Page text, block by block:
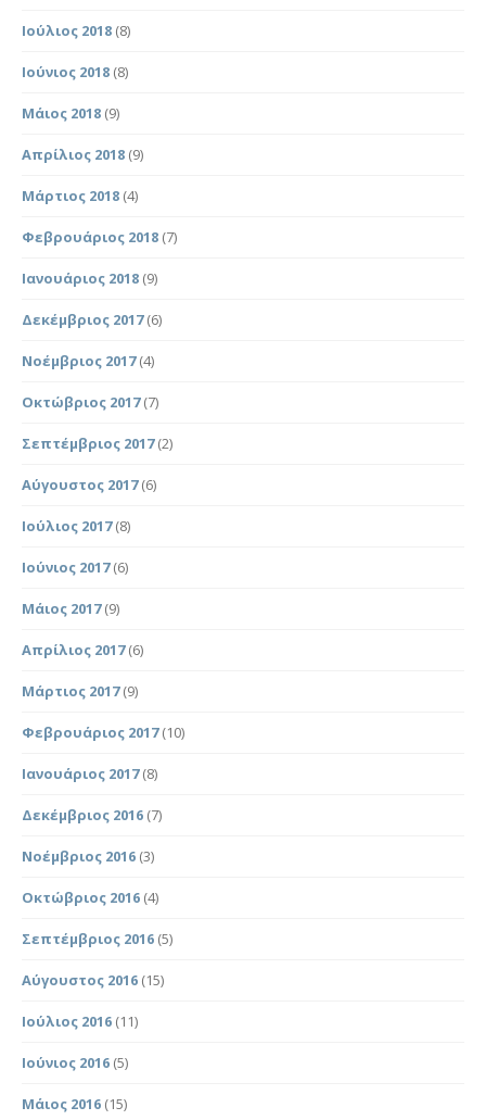
Ιούλιος 2018 (8)
Ιούνιος 2018 (8)
Μάιος 2018 (9)
Απρίλιος 2018 (9)
Μάρτιος 2018 (4)
Φεβρουάριος 2018 (7)
Ιανουάριος 2018 (9)
Δεκέμβριος 2017(6)
Νοέμβριος 2017(4)
Οκτώβριος 2017(7)
Σεπτέμβριος 2017(2)
Αύγουστος 2017(6)
Ιούλιος 2017(8)
Ιούνιος 2017(6)
Μάιος 2017(9)
Απρίλιος 2017(6)
Μάρτιος 2017(9)
Φεβρουάριος 2017(10)
Ιανουάριος 2017(8)
Δεκέμβριος 2016 (7)
Νοέμβριος 2016 (3)
Οκτώβριος 2016 (4)
Σεπτέμβριος 2016 (5)
Αύγουστος 2016 (15)
Ιούλιος 2016 (11)
Ιούνιος 2016 (5)
Μάιος 2016 (15)